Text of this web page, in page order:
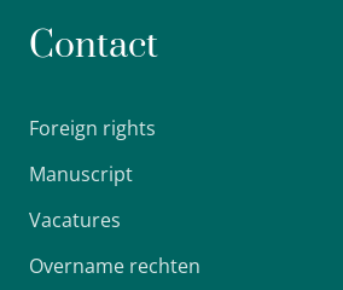
Contact
Foreign rights
Manuscript
Vacatures
Overname rechten